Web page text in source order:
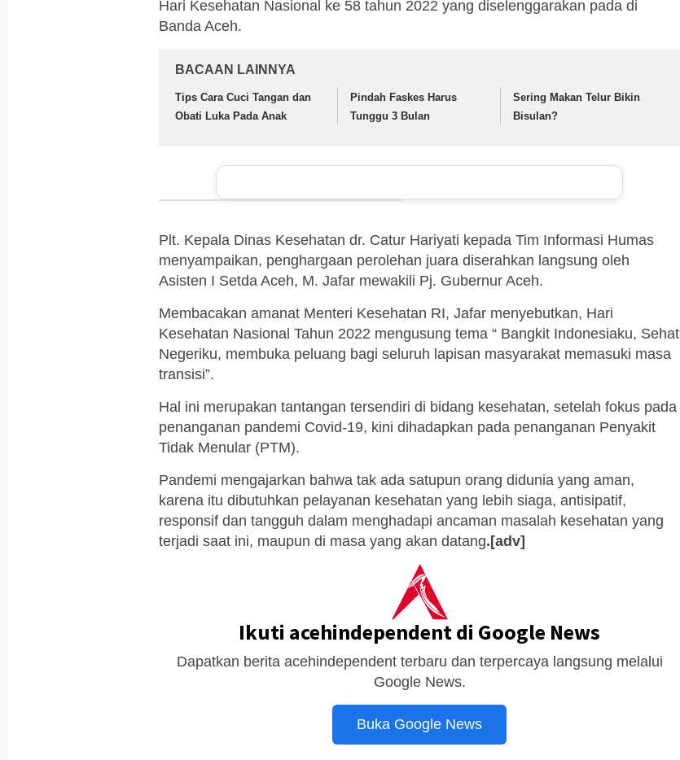
Hari Kesehatan Nasional ke 58 tahun 2022 yang diselenggarakan pada di
Banda Aceh.
BACAAN LAINNYA
Tips Cara Cuci Tangan dan
Obati Luka Pada Anak
Pindah Faskes Harus
Tunggu 3 Bulan
Sering Makan Telur Bikin
Bisulan?
Plt. Kepala Dinas Kesehatan dr. Catur Hariyati kepada Tim Informasi Humas
menyampaikan, penghargaan perolehan juara diserahkan langsung oleh
Asisten I Setda Aceh, M. Jafar mewakili Pj. Gubernur Aceh.
Membacakan amanat Menteri Kesehatan RI, Jafar menyebutkan, Hari
Kesehatan Nasional Tahun 2022 mengusung tema “ Bangkit Indonesiaku, Sehat
Negeriku, membuka peluang bagi seluruh lapisan masyarakat memasuki masa
transisi”.
Hal ini merupakan tantangan tersendiri di bidang kesehatan, setelah fokus pada
penanganan pandemi Covid-19, kini dihadapkan pada penanganan Penyakit
Tidak Menular (PTM).
Pandemi mengajarkan bahwa tak ada satupun orang didunia yang aman,
karena itu dibutuhkan pelayanan kesehatan yang lebih siaga, antisipatif,
responsif dan tangguh dalam menghadapi ancaman masalah kesehatan yang
terjadi saat ini, maupun di masa yang akan datang.[adv]
Ikuti acehindependent di Google News
Dapatkan berita acehindependent terbaru dan terpercaya langsung melalui
Google News.
Buka Google News